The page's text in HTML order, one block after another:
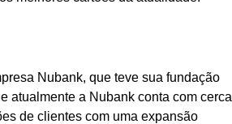
Nubank, que teve sua fundação
atualmente a Nubank conta com cerca
de clientes com uma expansão